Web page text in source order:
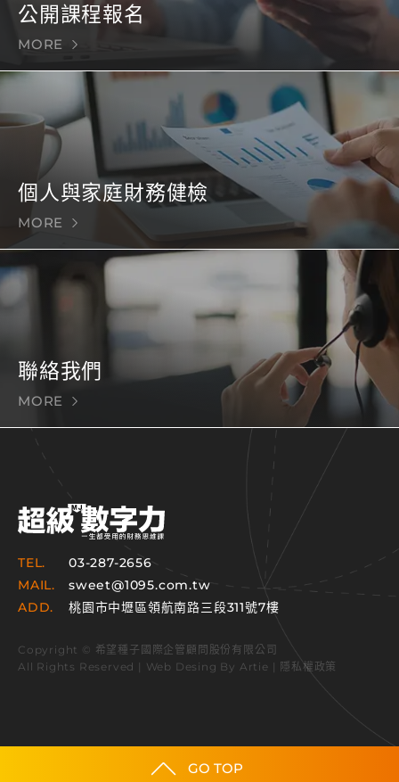
公開課程報名
MORE
個人與家庭財務健檢
MORE
聯絡我們
MORE
TEL.
03-287-2656
MAIL.
sweet@1095.com.tw
ADD.
桃園市中壢區領航南路三段311號7樓
Copyright © 希望種子國際企管顧問股份有限公司
All Rights Reserved | Web Desing By Artie | 隱私權政策
GO TOP